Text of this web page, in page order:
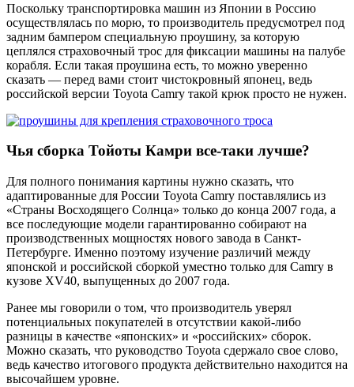
Поскольку транспортировка машин из Японии в Россию
осуществлялась по морю, то производитель предусмотрел под
задним бампером специальную проушину, за которую
цеплялся страховочный трос для фиксации машины на палубе
корабля. Если такая проушина есть, то можно уверенно
сказать — перед вами стоит чистокровный японец, ведь
российской версии Toyota Camry такой крюк просто не нужен.
Чья сборка Тойоты Камри все-таки лучше?
Для полного понимания картины нужно сказать, что
адаптированные для России Toyota Camry поставлялись из
«Страны Восходящего Солнца» только до конца 2007 года, а
все последующие модели гарантированно собирают на
производственных мощностях нового завода в Санкт-
Петербурге. Именно поэтому изучение различий между
японской и российской сборкой уместно только для Camry в
кузове XV40, выпущенных до 2007 года.
Ранее мы говорили о том, что производитель уверял
потенциальных покупателей в отсутствии какой-либо
разницы в качестве «японских» и «российских» сборок.
Можно сказать, что руководство Toyota сдержало свое слово,
ведь качество итогового продукта действительно находится на
высочайшем уровне.